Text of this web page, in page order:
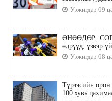
Уржигдар 09
ӨНӨӨДӨР:
өдрүүд, үзвэр
Уржигдар 08
Түрээсийн орон
100 хувь